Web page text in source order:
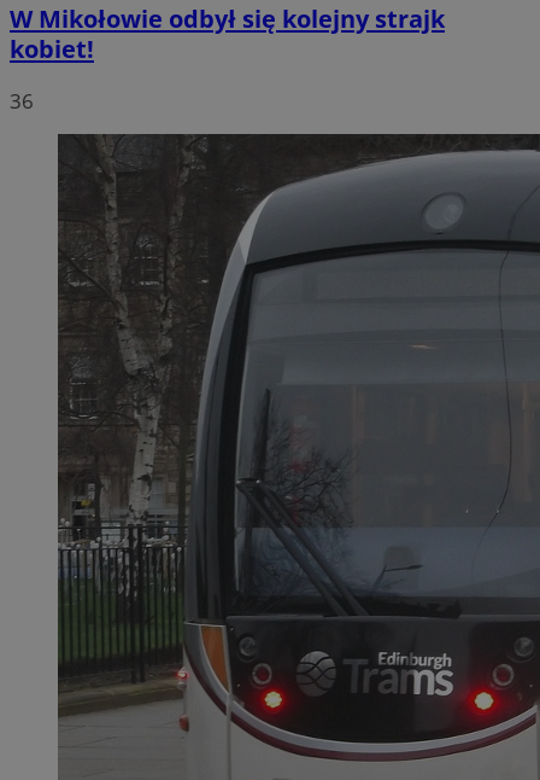
W Mikołowie odbył się kolejny strajk
kobiet!
36